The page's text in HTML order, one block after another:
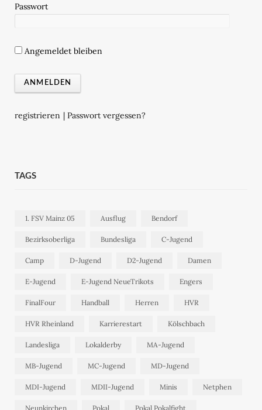
Passwort
Angemeldet bleiben
registrieren | Passwort vergessen?
TAGS
1. FSV Mainz 05 Ausflug Bendorf
Bezirksoberliga Bundesliga C-Jugend
Camp D-Jugend D2-Jugend Damen
E-Jugend E-Jugend NeueTrikots Engers
FinalFour Handball Herren HVR
HVR Rheinland Karrierestart Kölschbach
Landesliga Lokalderby MA-Jugend
MB-Jugend MC-Jugend MD-Jugend
MDI-Jugend MDII-Jugend Minis Netphen
Neunkirchen Pokal Pokal Pokalfight